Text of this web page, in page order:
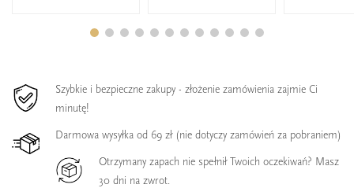
Szybkie i bezpieczne zakupy - złożenie zamówienia zajmie Ci
minutę!
Darmowa wysyłka od 69 zł (nie dotyczy zamówień za pobraniem)
Otrzymany zapach nie spełnił Twoich oczekiwań? Masz
30 dni na zwrot.